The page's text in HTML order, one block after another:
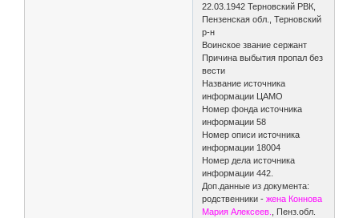
22.03.1942 Терновский РВК,
Пензенская обл., Терновский
р-н
Воинское звание сержант
Причина выбытия пропал без
вести
Название источника
информации ЦАМО
Номер фонда источника
информации 58
Номер описи источника
информации 18004
Номер дела источника
информации 442.
Доп.данные из документа:
родственники -жена Коннова
Мария Алексеев.
, Пенз.обл.